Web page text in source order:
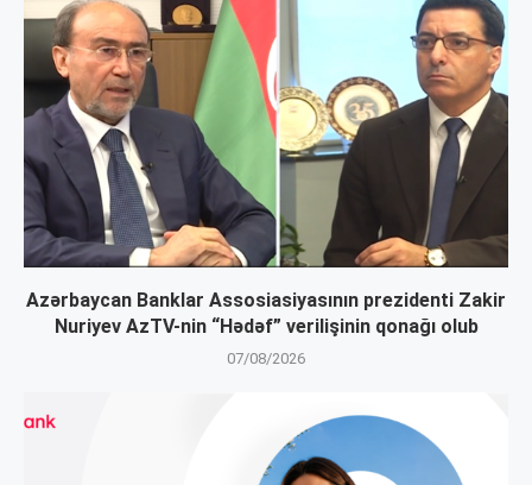
Azərbaycan Banklar Assosiasiyasının prezidenti Zakir
Nuriyev AzTV-nin “Hədəf” verilişinin qonağı olub
07/08/2026